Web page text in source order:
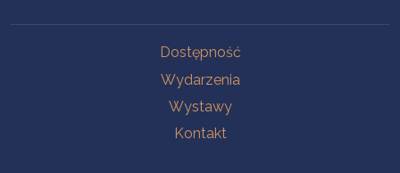
Dostępność
Wydarzenia
Wystawy
Kontakt